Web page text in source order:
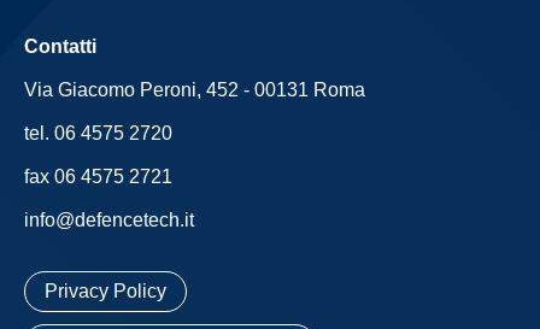
Contatti
Via Giacomo Peroni, 452 - 00131 Roma
tel. 06 4575 2720
fax 06 4575 2721
info@defencetech.it
Privacy Policy